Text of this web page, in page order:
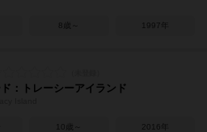
8歳～ 1997年
：トレーシーアイランド
10歳～ 2016年